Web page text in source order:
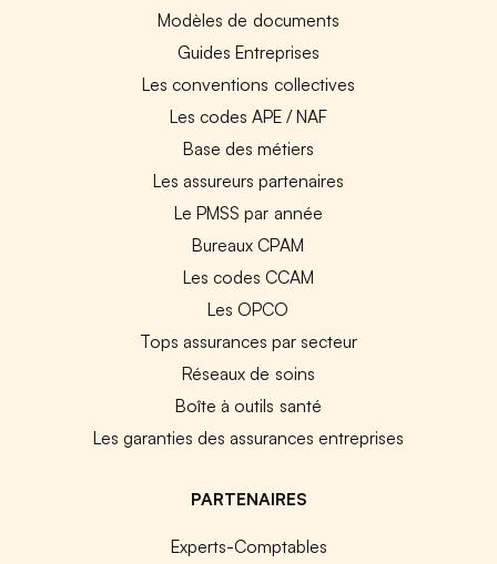
Modèles de documents
Guides Entreprises
Les conventions collectives
Les codes APE / NAF
Base des métiers
Les assureurs partenaires
Le PMSS par année
Bureaux CPAM
Les codes CCAM
Les OPCO
Tops assurances par secteur
Réseaux de soins
Boîte à outils santé
Les garanties des assurances entreprises
PARTENAIRES
Experts-Comptables